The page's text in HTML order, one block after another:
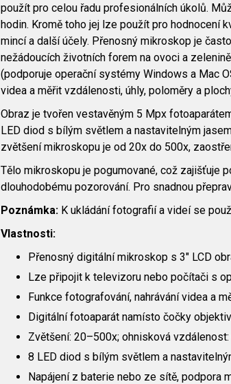
použít pro celou řadu profesionálních úkolů.
hodin. Kromě toho jej lze použít pro hodnocení
mincí a další účely. Přenosný mikroskop je
nežádoucích životních forem na ovoci a
(podporuje operační systémy Windows a Mac
videa a měřit vzdálenosti, úhly, poloměry a
Obraz je tvořen vestavěným 5 Mpx
LED diod s bílým světlem a nastavitelným
zvětšení mikroskopu je od 20x do 500x,
Tělo mikroskopu je pogumované, což zajišťuje
dlouhodobému pozorování. Pro snadnou
Poznámka: K ukládání fotografií a videí se
Vlastnosti:
Přenosný digitální mikroskop s 3″ LCD
Lze připojit k televizoru nebo počítači s
Funkce fotografování, nahrávání videa a
Digitální fotoaparát namísto čočky
Zvětšení: 20–500x; ohnisková
8 LED diod s bílým světlem a
Napájení z baterie nebo ze sítě, podpora